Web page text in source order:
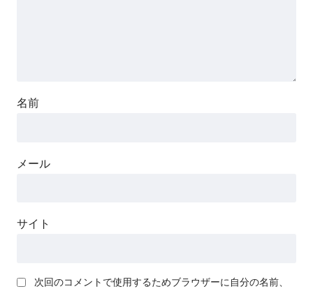
名前
メール
サイト
次回のコメントで使用するためブラウザーに自分の名前、